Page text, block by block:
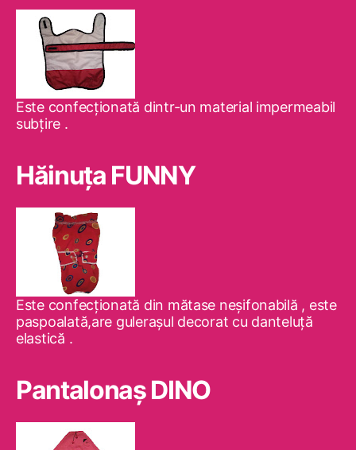
Este confecţionată dintr-un material impermeabil
subţire .
Hăinuţa FUNNY
Este confecţionată din mătase neşifonabilă , este
paspoalată,are guleraşul decorat cu danteluţă
elastică .
Pantalonaş DINO